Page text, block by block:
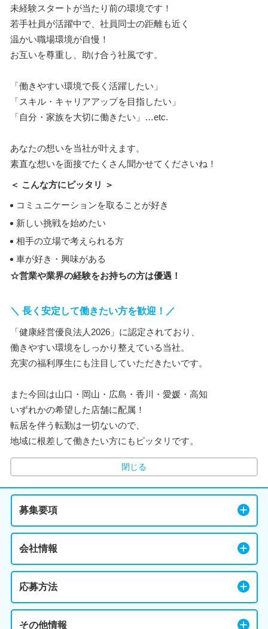
未経験スタートが当たり前の環境です！
若手社員が活躍中で、社員同士の距離も近く
温かい職場環境が自慢！
お互いを尊重し、助け合う社風です。
「働きやすい環境で長く活躍したい」
「スキル・キャリアアップを目指したい」
「自分・家族を大切に働きたい」…etc.
あなたの想いを当社が叶えます。
素直な想いを面接でたくさん聞かせてくださいね！
＜ こんな方にピッタリ ＞
コミュニケーションを取ることが好き
新しい挑戦を始めたい
相手の立場で考えられる方
車が好き・興味がある
☆営業や業界の経験をお持ちの方は優遇！
＼ 長く安定して働きたい方を歓迎！／
「健康経営優良法人2026」に認定されており、
働きやすい環境をしっかり整えている当社。
充実の福利厚生にも注目していただきたいです。
また今回は山口・岡山・広島・香川・愛媛・高知
いずれかの希望した店舗に配属！
転居を伴う転勤は一切ないので、
地域に根差して働きたい方にもピッタリです。
閉じる
募集要項
会社情報
応募方法
その他情報